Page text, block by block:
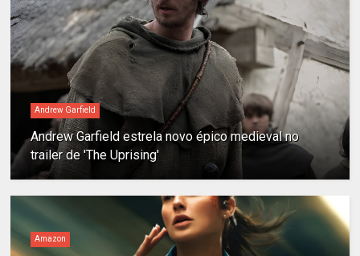
Andrew Garfield
Andrew Garfield estrela novo épico medieval no
trailer de 'The Uprising'
Amazon